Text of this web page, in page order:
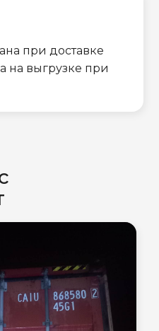
при доставке
на выгрузке при